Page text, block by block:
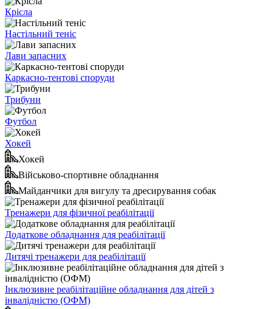
Крісла
Настільний теніс
Лави запасних
Каркасно-тентові споруди
Трибуни
Футбол
Хокей
Хокей
Військово-спортивне обладнання
Майданчики для вигулу та дресирування собак
Тренажери для фізичної реабілітації
Додаткове обладнання для реабілітації
Дитячі тренажери для реабілітації
Інклюзивне реабілітаційне обладнання для дітей з
інвалідністю (ОФМ)